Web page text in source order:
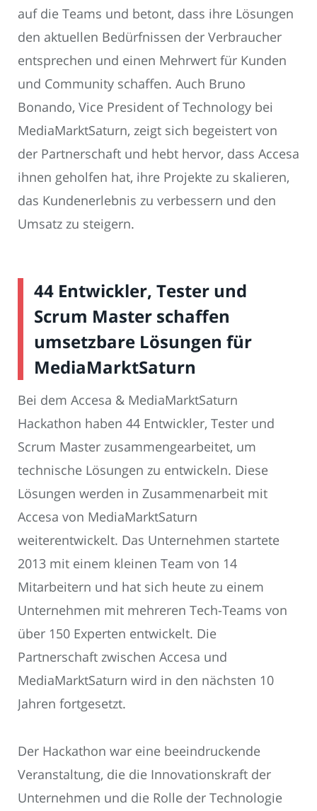
auf die Teams und betont, dass ihre Lösungen
den aktuellen Bedürfnissen der Verbraucher
entsprechen und einen Mehrwert für Kunden
und Community schaffen. Auch Bruno
Bonando, Vice President of Technology bei
MediaMarktSaturn, zeigt sich begeistert von
der Partnerschaft und hebt hervor, dass Accesa
ihnen geholfen hat, ihre Projekte zu skalieren,
das Kundenerlebnis zu verbessern und den
Umsatz zu steigern.
44 Entwickler, Tester und
Scrum Master schaffen
umsetzbare Lösungen für
MediaMarktSaturn
Bei dem Accesa & MediaMarktSaturn
Hackathon haben 44 Entwickler, Tester und
Scrum Master zusammengearbeitet, um
technische Lösungen zu entwickeln. Diese
Lösungen werden in Zusammenarbeit mit
Accesa von MediaMarktSaturn
weiterentwickelt. Das Unternehmen startete
2013 mit einem kleinen Team von 14
Mitarbeitern und hat sich heute zu einem
Unternehmen mit mehreren Tech-Teams von
über 150 Experten entwickelt. Die
Partnerschaft zwischen Accesa und
MediaMarktSaturn wird in den nächsten 10
Jahren fortgesetzt.
Der Hackathon war eine beeindruckende
Veranstaltung, die die Innovationskraft der
Unternehmen und die Rolle der Technologie